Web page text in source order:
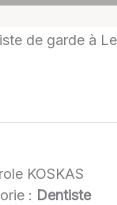
de garde à
KOSKAS
: Dentiste